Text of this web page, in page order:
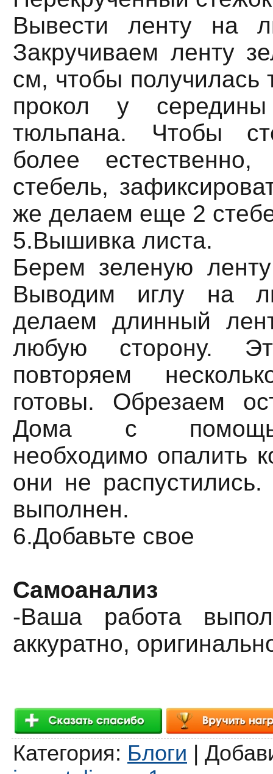
Вывести ленту на
Закручиваем ленту
см, чтобы получилась
прокол у
тюльпана. Чтобы
более
стебель,
же делаем еще 2
5.Вышивка листа.
Берем зеленую
Выводим иглу на
делаем длинный
любую сторону.
повторяем
готовы. Обрезаем
Дома с
необходимо опалить
они не
выполнен.
6.Добавьте свое
Самоанализ
-Ваша работа
аккуратно,
Категория: Блоги |